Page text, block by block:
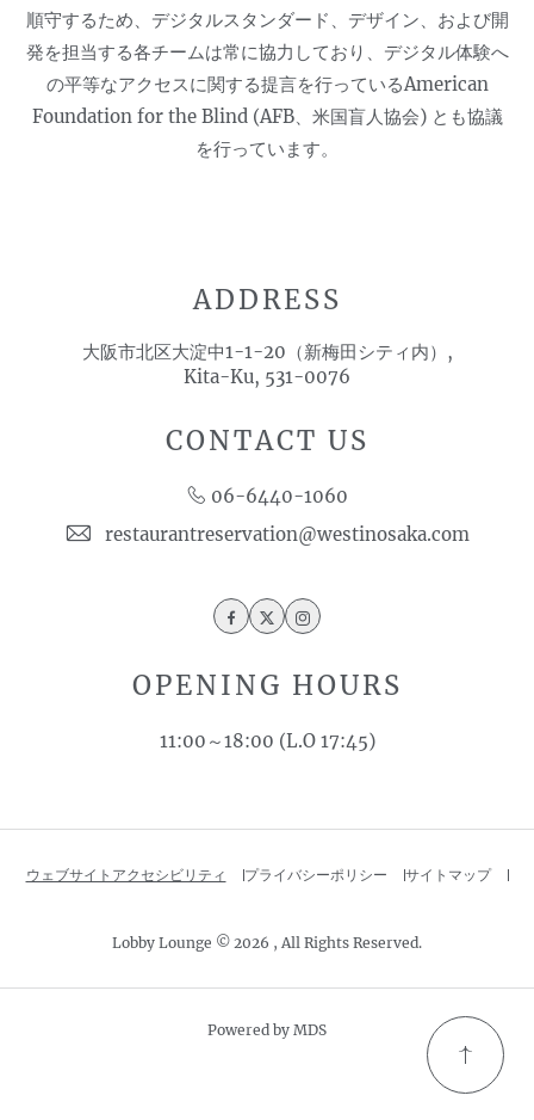
順守するため、デジタルスタンダード、デザイン、および開
発を担当する各チームは常に協力しており、デジタル体験へ
の平等なアクセスに関する提言を行っているAmerican
Foundation for the Blind (AFB、米国盲人協会) とも協議
を行っています。
ADDRESS
大阪市北区大淀中1-1-20（新梅田シティ内）,
Kita-Ku, 531-0076
CONTACT US
06-6440-1060
restaurantreservation@westinosaka.com
FacebookTwitterInstagram
OPENING HOURS
11:00～18:00 (L.O 17:45)
ウェブサイトアクセシビリティ プライバシーポリシー サイトマップ
Lobby Lounge © 2026 , All Rights Reserved.
Powered by MDS